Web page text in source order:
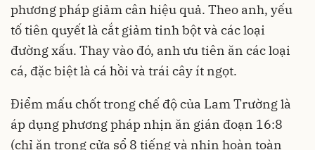
phương pháp giảm cân hiệu quả. Theo anh, yếu
tố tiên quyết là cắt giảm tinh bột và các loại
đường xấu. Thay vào đó, anh ưu tiên ăn các loại
cá, đặc biệt là cá hồi và trái cây ít ngọt.
Điểm mấu chốt trong chế độ của Lam Trường là
áp dụng phương pháp nhịn ăn gián đoạn 16:8
(chỉ ăn trong cửa sổ 8 tiếng và nhịn hoàn toàn